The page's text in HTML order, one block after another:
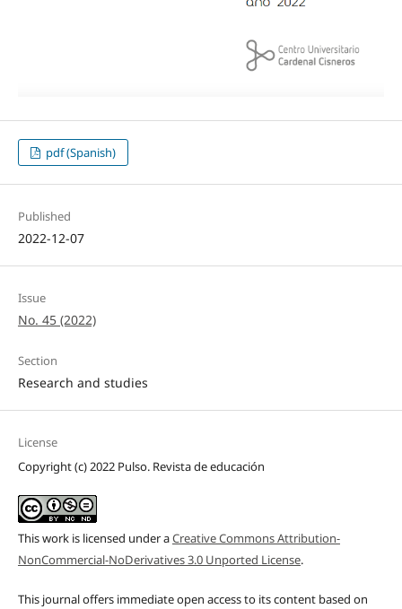
pdf (Spanish)
Published
2022-12-07
Issue
No. 45 (2022)
Section
Research and studies
License
Copyright (c) 2022 Pulso. Revista de educación
This work is licensed under aCreative Commons Attribution-
NonCommercial-NoDerivatives 3.0 Unported License.
This journal offers immediate open access to its content based on